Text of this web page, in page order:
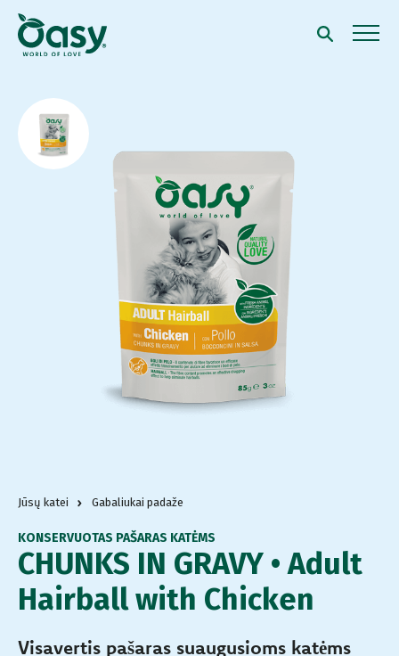
Jūsų katei Gabaliukai padaže
CHUNKS IN GRAVY • Adult
Hairball with Chicken
KONSERVUOTAS PAŠARAS KATĖMS
Visavertis pašaras suaugusioms katėms